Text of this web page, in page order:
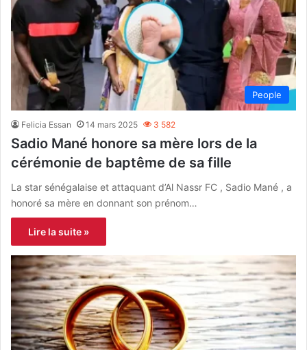
People
Felicia Essan 14 mars 2025 3 582
Sadio Mané honore sa mère lors de la
cérémonie de baptême de sa fille
La star sénégalaise et attaquant d’Al Nassr FC , Sadio Mané , a
honoré sa mère en donnant son prénom…
Lire la suite »